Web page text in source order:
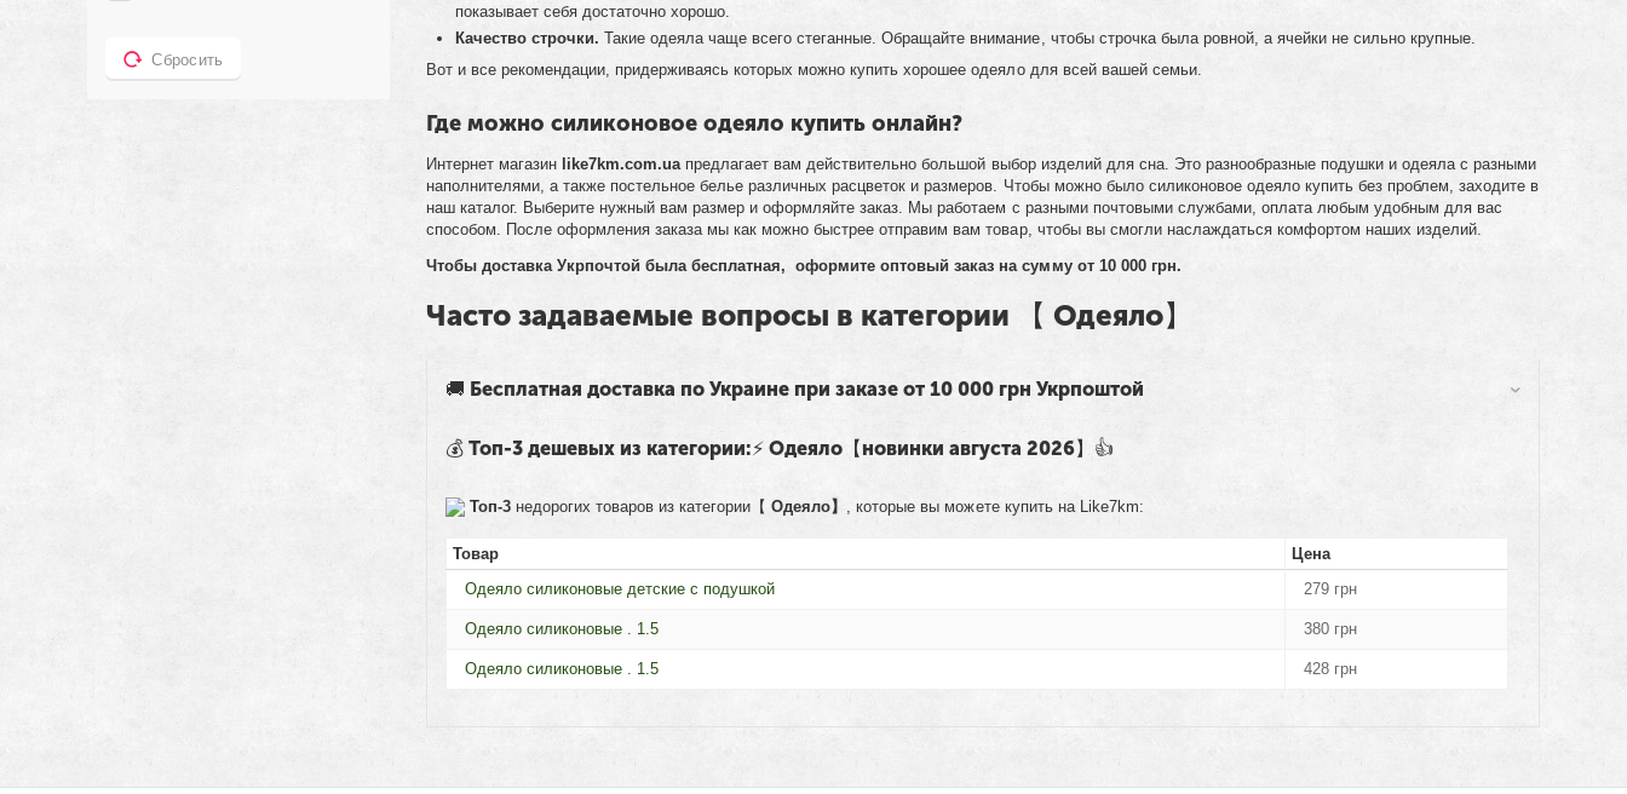
показывает себя достаточно хорошо.
Качество строчки. Такие одеяла чаще всего стеганные. Обращайте внимание, чтобы строчка была ровной, а ячейки не сильно крупные.
Вот и все рекомендации, придерживаясь которых можно купить хорошее одеяло для всей вашей семьи.
Где можно силиконовое одеяло купить онлайн?
Интернет магазин like7km.com.uaпредлагает вам действительно большой выбор изделий для сна. Это разнообразные подушки и одеяла с разными
наполнителями, а также постельное белье различных расцветок и размеров. Чтобы можно было силиконовое одеяло купить без проблем, заходите в
наш каталог. Выберите нужный вам размер и оформляйте заказ. Мы работаем с разными почтовыми службами, оплата любым удобным для вас
способом. После оформления заказа мы как можно быстрее отправим вам товар, чтобы вы смогли наслаждаться комфортом наших изделий.
Чтобы доставка Укрпочтой была бесплатная, оформите оптовый заказ на сумму от 10 000 грн.
Часто задаваемые вопросы в категории 【 Одеяло】
🚚 Бесплатная доставка по Украине при заказе от 10 000 грн Укрпоштой
💰 Топ-3 дешевых из категории:⚡ Одеяло【новинки августа 2026】👍
Топ-3 недорогих товаров из категории【Одеяло】 , которые вы можете купить на Like7km:
Товар
Цена
Одеяло силиконовые детские с подушкой
279 грн
Одеяло силиконовые . 1.5 380 грн
Одеяло силиконовые . 1.5 428 грн
Сбросить